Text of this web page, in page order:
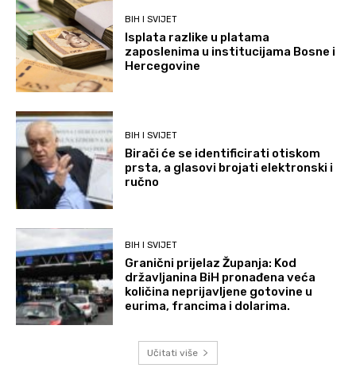
BIH I SVIJET
Isplata razlike u platama
zaposlenima u institucijama Bosne i
Hercegovine
BIH I SVIJET
Birači će se identificirati otiskom
prsta, a glasovi brojati elektronski i
ručno
BIH I SVIJET
Granični prijelaz Županja: Kod
državljanina BiH pronađena veća
količina neprijavljene gotovine u
eurima, francima i dolarima.
Učitati više